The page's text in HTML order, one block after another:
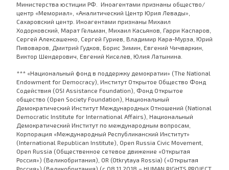
Министерства юстиции РФ. Иноагентами признаны общество/
центр «Мемориал», «Аналитический Центр Юрия Левады»,
Сахаровский центр. Иноагентами признаны Михаил
Ходорковский, Марат Гельман, Михаил Касьянов, Гарри Каспаров,
Сергей Алексашенко, Сергей Гуриев, Владимир Кара-Мурза, Юрий
Пивоваров, Дмитрий Гудков, Борис Зимин, Евгений Чичваркин,
Виктор Шендерович, Евгений Киселев, Юлия Латынина.
*** «Национальный фонд в поддержку демократии» (The National
Endowment for Democracy), Институт Открытое Общество Фонд
Содействия (OSI Assistance Foundation), Фонд Открытое
общество (Open Society Foundation), Национальный
Демократический Институт Международных Отношений (National
Democratic Institute for International Affairs), Национальный
Демократический Институт по международным вопросам,
Корпорация «Международный Республиканский Институт»
(International Republican Institute), Open Russia Civic Movement,
Open Russia (Общественное сетевое движение «Открытая
Россия») (Великобритания), OR (Otkrytaya Rossia) («Открытая